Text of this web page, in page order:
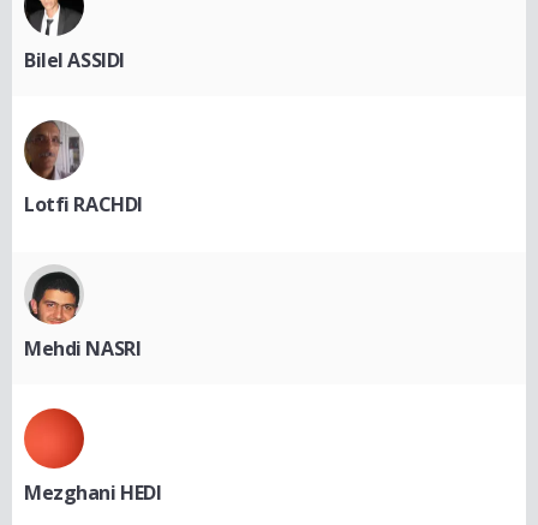
Bilel ASSIDI
Lotfi RACHDI
Mehdi NASRI
Mezghani HEDI